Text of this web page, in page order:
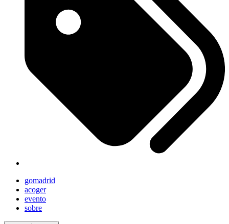
gomadrid
acoger
evento
sobre